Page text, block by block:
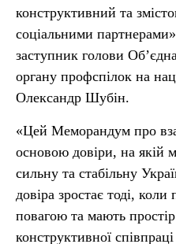
конструктивний та
соціальними
заступник голови
органу профспілок на
Олександр Шубін.
«Цей Меморандум про
основою довіри, на якій
сильну та стабільну
довіра зростає тоді,
повагою та мають
конструктивної